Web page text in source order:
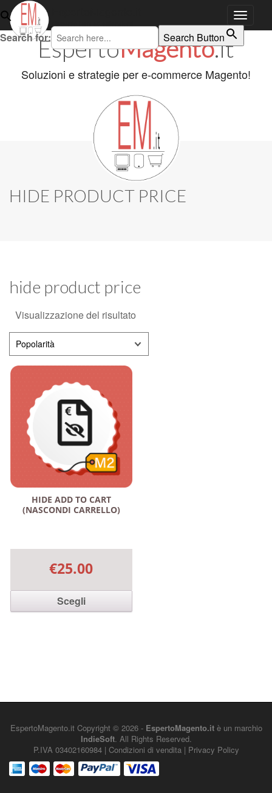
Search for: Search Button
Main menu
Skip to content
EspertoMagento.it
Soluzioni e strategie per e-commerce Magento!
HIDE PRODUCT PRICE
hide product price
Visualizzazione del risultato
HIDE ADD TO CART
(NASCONDI CARRELLO)
€25.00
Scegli
EspertoMagento.it Copyright © 2026 - EspertoMagento.itè un marchio
IndieSoft. All Rights Reserved.
P.IVA 03402160984 | Condizioni di vendita| Privacy Policy